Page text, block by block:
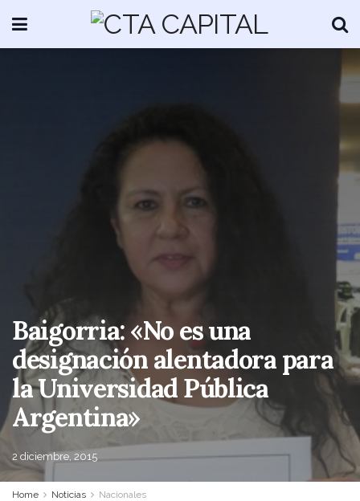
Baigorria: «No es una
designación alentadora para
la Universidad Pública
Argentina»
2 diciembre, 2015
Home Noticias Nacionales